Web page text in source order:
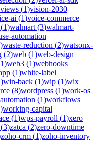
views (1)vision-2030
ai (1)voice-commerce
1)walmart (3)walmart-
automation
)waste-reduction (2)watsonx-
(2)web (1)web-design
1)web3 (1)webhooks
(1)white-label
)win-back (1)wip (1)wix
(8)wordpress (1)work-os
(1)workflows
)working-capital
(1)wps-payroll (1)xero
3)zatca (2)zero-downtime
zoho-crm (1)zoho-inventory